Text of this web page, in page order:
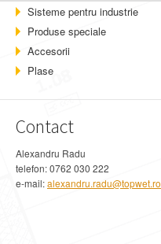
Sisteme pentru industrie
Produse speciale
Accesorii
Plase
Contact
Alexandru Radu
telefon: 0762 030 222
e-mail:alexandru.radu@topwet.ro